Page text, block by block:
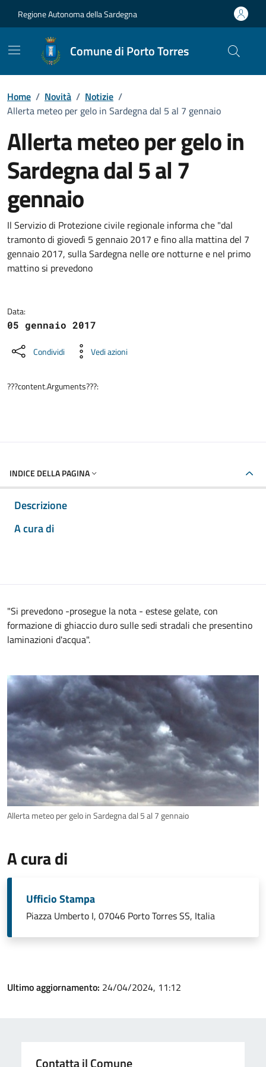
Regione Autonoma della Sardegna
Comune di Porto Torres
Home / Novità / Notizie /
Allerta meteo per gelo in Sardegna dal 5 al 7 gennaio
Allerta meteo per gelo in
Sardegna dal 5 al 7
gennaio
Dettagli della notizia
Il Servizio di Protezione civile regionale informa che "dal
tramonto di giovedì 5 gennaio 2017 e fino alla mattina del 7
gennaio 2017, sulla Sardegna nelle ore notturne e nel primo
mattino si prevedono
Data:
05 gennaio 2017
Condividi Vedi azioni
???content.Arguments???:
INDICE DELLA PAGINA
Descrizione
A cura di
"Si prevedono -prosegue la nota - estese gelate, con
formazione di ghiaccio duro sulle sedi stradali che presentino
laminazioni d'acqua".
Allerta meteo per gelo in Sardegna dal 5 al 7 gennaio
A cura di
Ufficio Stampa
Piazza Umberto I, 07046 Porto Torres SS, Italia
Ultimo aggiornamento: 24/04/2024, 11:12